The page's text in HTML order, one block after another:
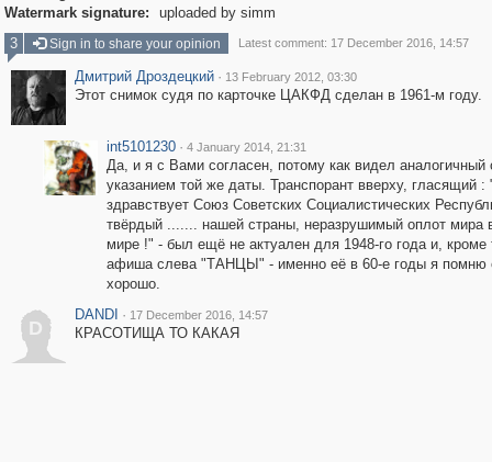
Watermark signature:
uploaded by simm
3
Sign in to share your opinion Latest comment: 17 December 2016, 14:57
Дмитрий Дроздецкий · 13 February 2012, 03:30
Этот снимок судя по карточке ЦАКФД сделан в 1961-м году.
int5101230 · 4 January 2014, 21:31
Да, и я с Вами согласен, потому как видел аналогичный
указанием той же даты. Транспорант вверху, гласящий :
здравствует Союз Советских Социалистических
твёрдый ....... нашей страны, неразрушимый оплот мира
мире !" - был ещё не актуален для 1948-го года и, кроме
афиша слева "ТАНЦЫ" - именно её в 60-е годы я помню
хорошо.
D
DANDI · 17 December 2016, 14:57
КРАСОТИЩА ТО КАКАЯ